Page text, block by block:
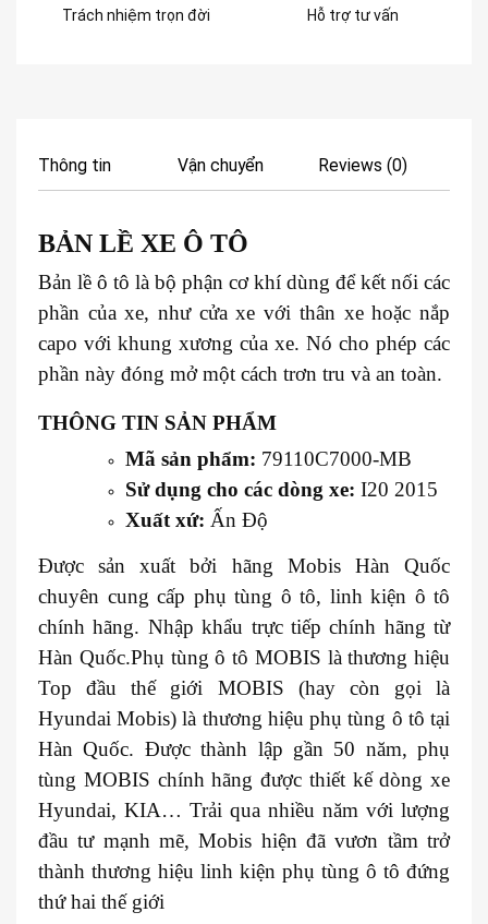
Trách nhiệm trọn đời Hỗ trợ tư vấn
Thông tin Vận chuyển Reviews (0)
BẢN LỀ XE Ô TÔ
Bản lề ô tô là bộ phận cơ khí dùng để kết nối các
phần của xe, như cửa xe với thân xe hoặc nắp
capo với khung xương của xe. Nó cho phép các
phần này đóng mở một cách trơn tru và an toàn.
THÔNG TIN SẢN PHẨM
Mã sản phẩm: 79110C7000-MB
Sử dụng cho các dòng xe: I20 2015
Xuất xứ: Ấn Độ
Được sản xuất bởi hãng Mobis Hàn Quốc
chuyên cung cấp phụ tùng ô tô, linh kiện ô tô
chính hãng. Nhập khẩu trực tiếp chính hãng từ
Hàn Quốc.Phụ tùng ô tô MOBIS là thương hiệu
Top đầu thế giới MOBIS (hay còn gọi là
Hyundai Mobis) là thương hiệu phụ tùng ô tô tại
Hàn Quốc. Được thành lập gần 50 năm, phụ
tùng MOBIS chính hãng được thiết kế dòng xe
Hyundai, KIA… Trải qua nhiều năm với lượng
đầu tư mạnh mẽ, Mobis hiện đã vươn tầm trở
thành thương hiệu linh kiện phụ tùng ô tô đứng
thứ hai thế giới